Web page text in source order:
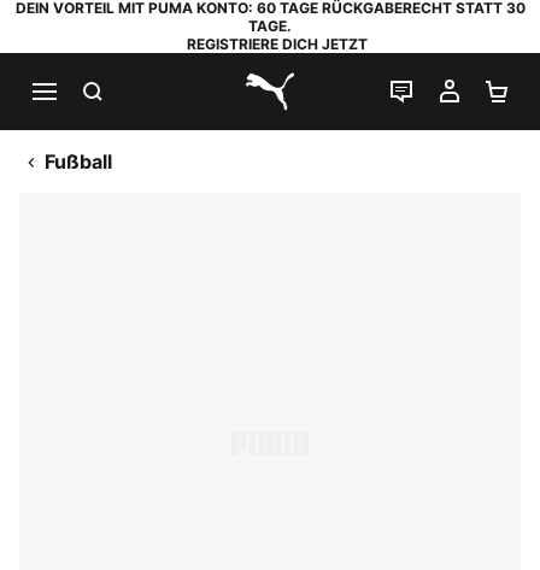
DEIN VORTEIL MIT PUMA KONTO: 60 TAGE RÜCKGABERECHT STATT 30
TAGE.
REGISTRIERE DICH JETZT
PUMA.com
LIVE-CHAT
MEIN
Fußball